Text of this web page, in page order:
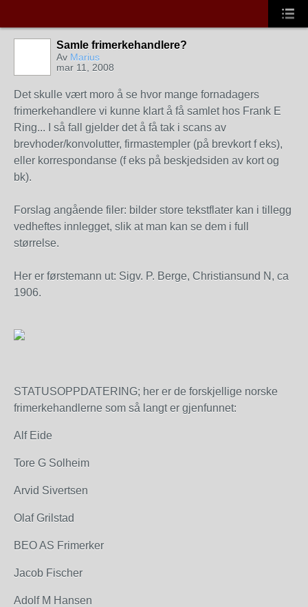
Samle frimerkehandlere?
Av Marius
mar 11, 2008
Det skulle vært moro å se hvor mange fornadagers
frimerkehandlere vi kunne klart å få samlet hos Frank E
Ring... I så fall gjelder det å få tak i scans av
brevhoder/konvolutter, firmastempler (på brevkort f eks),
eller korrespondanse (f eks på beskjedsiden av kort og
bk).
Forslag angående filer: bilder store tekstflater kan i tillegg
vedheftes innlegget, slik at man kan se dem i full
størrelse.
Her er førstemann ut: Sigv. P. Berge, Christiansund N, ca
1906.
STATUSOPPDATERING; her er de forskjellige norske
frimerkehandlerne som så langt er gjenfunnet:
Alf Eide
Tore G Solheim
Arvid Sivertsen
Olaf Grilstad
BEO AS Frimerker
Jacob Fischer
Adolf M Hansen